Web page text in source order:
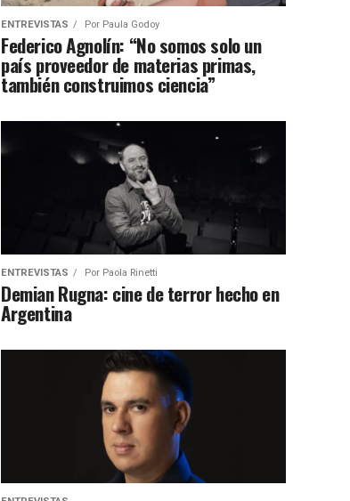
ENTREVISTAS Por Paula Godoy
Federico Agnolín: “No somos solo un
país proveedor de materias primas,
también construimos ciencia”
ENTREVISTAS Por Paola Rinetti
Demian Rugna: cine de terror hecho en
Argentina